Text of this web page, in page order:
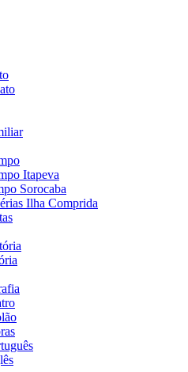
Itapeva
Sorocaba
Ilha Comprida